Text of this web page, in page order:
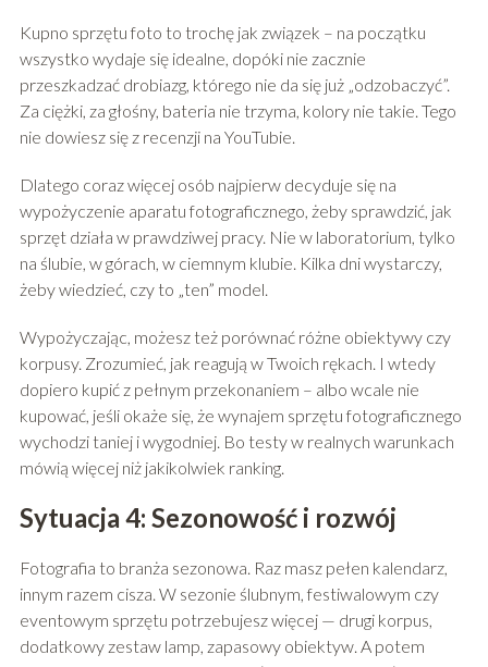
Kupno sprzętu foto to trochę jak związek – na początku
wszystko wydaje się idealne, dopóki nie zacznie
przeszkadzać drobiazg, którego nie da się już „odzobaczyć”.
Za ciężki, za głośny, bateria nie trzyma, kolory nie takie. Tego
nie dowiesz się z recenzji na YouTubie.
Dlatego coraz więcej osób najpierw decyduje się na
wypożyczenie aparatu fotograficznego, żeby sprawdzić, jak
sprzęt działa w prawdziwej pracy. Nie w laboratorium, tylko
na ślubie, w górach, w ciemnym klubie. Kilka dni wystarczy,
żeby wiedzieć, czy to „ten” model.
Wypożyczając, możesz też porównać różne obiektywy czy
korpusy. Zrozumieć, jak reagują w Twoich rękach. I wtedy
dopiero kupić z pełnym przekonaniem – albo wcale nie
kupować, jeśli okaże się, że wynajem sprzętu fotograficznego
wychodzi taniej i wygodniej. Bo testy w realnych warunkach
mówią więcej niż jakikolwiek ranking.
Sytuacja 4: Sezonowość i rozwój
Fotografia to branża sezonowa. Raz masz pełen kalendarz,
innym razem cisza. W sezonie ślubnym, festiwalowym czy
eventowym sprzętu potrzebujesz więcej — drugi korpus,
dodatkowy zestaw lamp, zapasowy obiektyw. A potem